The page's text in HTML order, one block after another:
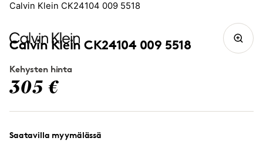
Calvin Klein CK24104 009 5518
Calvin Klein CK24104 009 5518
Kehysten hinta
305 €
Saatavilla myymälässä